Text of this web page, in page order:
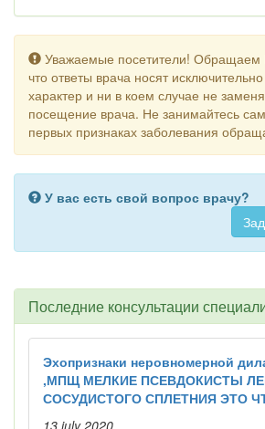
Уважаемые посетители!
что ответы врача носят
характер и ни в коем случае не
посещение врача. Не занимайтесь
первых признаках заболевания
У вас есть свой вопрос врачу?
Последние консультации
Эхопризнаки неровномерной
,МПЩ МЕЛКИЕ ПСЕВДОКИСТЫ
СОСУДИСТОГО СПЛЕТНИЯ ЭТО
13 july 2020